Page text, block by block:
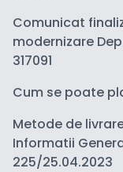
Comunicat
modernizare
317091
Cum se poate
Metode de
Informatii
225/25.04.2023